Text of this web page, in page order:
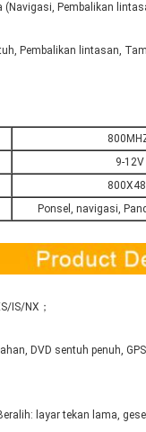
(Navigasi, Pembalikan
Pembalikan lintasan,
9-12V
Ponsel, navigasi,
IS/NX；
DVD sentuh penuh,
layar tekan lama,